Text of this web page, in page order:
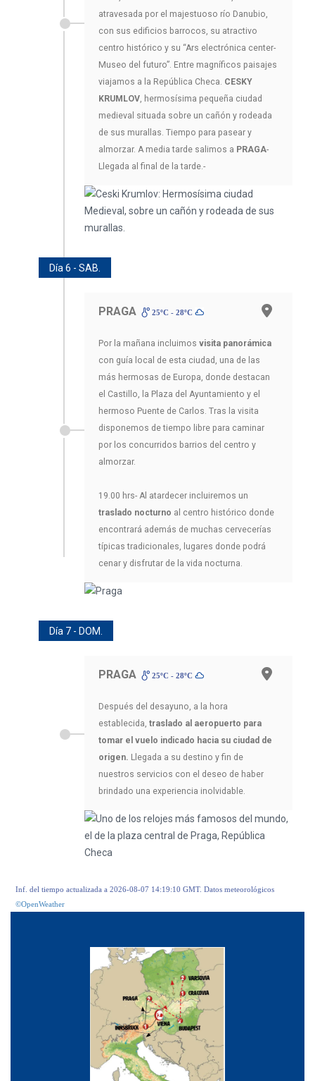
atravesada por el majestuoso río Danubio,
con sus edificios barrocos, su atractivo
centro histórico y su “Ars electrónica center-
Museo del futuro”. Entre magníficos paisajes
viajamos a la República Checa. CESKY
KRUMLOV, hermosísima pequeña ciudad
medieval situada sobre un cañón y rodeada
de sus murallas. Tiempo para pasear y
almorzar. A media tarde salimos a PRAGA-
Llegada al final de la tarde.-
Día 6 - SAB.
PRAGA 25ºC - 28ºC
Por la mañana incluimos visita panorámica
con guía local de esta ciudad, una de las
más hermosas de Europa, donde destacan
el Castillo, la Plaza del Ayuntamiento y el
hermoso Puente de Carlos. Tras la visita
disponemos de tiempo libre para caminar
por los concurridos barrios del centro y
almorzar.
19.00 hrs- Al atardecer incluiremos un
traslado nocturno al centro histórico donde
encontrará además de muchas cervecerías
típicas tradicionales, lugares donde podrá
cenar y disfrutar de la vida nocturna.
Día 7 - DOM.
PRAGA 25ºC - 28ºC
Después del desayuno, a la hora
establecida, traslado al aeropuerto para
tomar el vuelo indicado hacia su ciudad de
origen. Llegada a su destino y fin de
nuestros servicios con el deseo de haber
brindado una experiencia inolvidable.
Inf. del tiempo actualizada a 2026-08-07 14:19:10 GMT. Datos meteorológicos
©OpenWeather